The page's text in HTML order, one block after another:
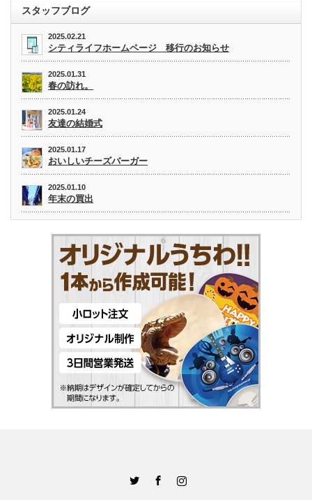
スタッフブログ
2025.02.21
シティライフホームページ 移行のお知らせ
2025.01.31
春の訪れ。
2025.01.24
友達の結婚式
2025.01.17
おいしいチーズバーガー
2025.01.10
年末の買出